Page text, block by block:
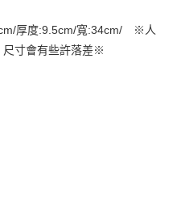
後，將跳轉至「AFTEE先享後付」
即可完成結帳。
方視為交易完成。
費，但若您需要取消訂單，請聯絡
單仍視為有效，需透過AFTEE先享
厚度:9.5cm/寬:34cm/ ※人
尺寸會有些許落差※